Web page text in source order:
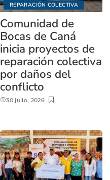
REPARACIÓN COLECTIVA
Comunidad de
Bocas de Caná
inicia proyectos de
reparación colectiva
por daños del
conflicto
30 julio, 2026